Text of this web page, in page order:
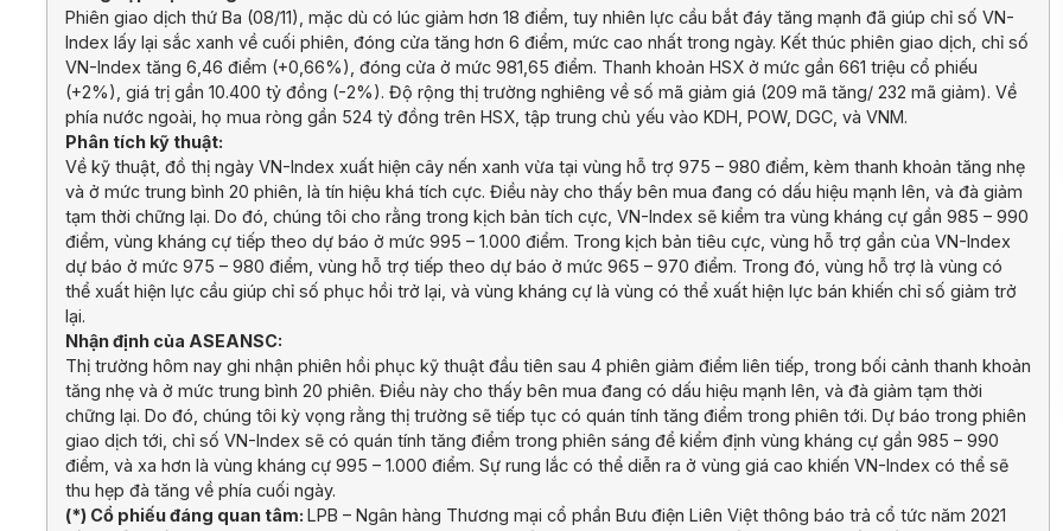
Phiên giao dịch thứ Ba (08/11), mặc dù có lúc giảm hơn 18 điểm, tuy nhiên lực cầu bắt đáy tăng mạnh đã giúp chỉ số VN-
Index lấy lại sắc xanh về cuối phiên, đóng cửa tăng hơn 6 điểm, mức cao nhất trong ngày. Kết thúc phiên giao dịch, chỉ số
VN-Index tăng 6,46 điểm (+0,66%), đóng cửa ở mức 981,65 điểm. Thanh khoản HSX ở mức gần 661 triệu cổ phiếu
(+2%), giá trị gần 10.400 tỷ đồng (-2%). Độ rộng thị trường nghiêng về số mã giảm giá (209 mã tăng/ 232 mã giảm). Về
phía nước ngoài, họ mua ròng gần 524 tỷ đồng trên HSX, tập trung chủ yếu vào KDH, POW, DGC, và VNM.
Phân tích kỹ thuật:
Về kỹ thuật, đồ thị ngày VN-Index xuất hiện cây nến xanh vừa tại vùng hỗ trợ 975 – 980 điểm, kèm thanh khoản tăng nhẹ
và ở mức trung bình 20 phiên, là tín hiệu khá tích cực. Điều này cho thấy bên mua đang có dấu hiệu mạnh lên, và đà giảm
tạm thời chững lại. Do đó, chúng tôi cho rằng trong kịch bản tích cực, VN-Index sẽ kiểm tra vùng kháng cự gần 985 – 990
điểm, vùng kháng cự tiếp theo dự báo ở mức 995 – 1.000 điểm. Trong kịch bản tiêu cực, vùng hỗ trợ gần của VN-Index
dự báo ở mức 975 – 980 điểm, vùng hỗ trợ tiếp theo dự báo ở mức 965 – 970 điểm. Trong đó, vùng hỗ trợ là vùng có
thể xuất hiện lực cầu giúp chỉ số phục hồi trở lại, và vùng kháng cự là vùng có thể xuất hiện lực bán khiến chỉ số giảm trở
lại.
Nhận định của ASEANSC:
Thị trường hôm nay ghi nhận phiên hồi phục kỹ thuật đầu tiên sau 4 phiên giảm điểm liên tiếp, trong bối cảnh thanh khoản
tăng nhẹ và ở mức trung bình 20 phiên. Điều này cho thấy bên mua đang có dấu hiệu mạnh lên, và đà giảm tạm thời
chững lại. Do đó, chúng tôi kỳ vọng rằng thị trường sẽ tiếp tục có quán tính tăng điểm trong phiên tới. Dự báo trong phiên
giao dịch tới, chỉ số VN-Index sẽ có quán tính tăng điểm trong phiên sáng để kiểm định vùng kháng cự gần 985 – 990
điểm, và xa hơn là vùng kháng cự 995 – 1.000 điểm. Sự rung lắc có thể diễn ra ở vùng giá cao khiến VN-Index có thể sẽ
thu hẹp đà tăng về phía cuối ngày.
(*) Cổ phiếu đáng quan tâm: LPB – Ngân hàng Thương mại cổ phần Bưu điện Liên Việt thông báo trả cổ tức năm 2021